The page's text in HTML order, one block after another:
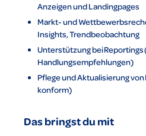
Anzeigen und Landingpages
Markt- und
Insights, Trendbeobachtung
Unterstützung bei Reportings
Handlungsempfehlungen)
Pflege und Aktualisierung
konform)
Das bringst du mit